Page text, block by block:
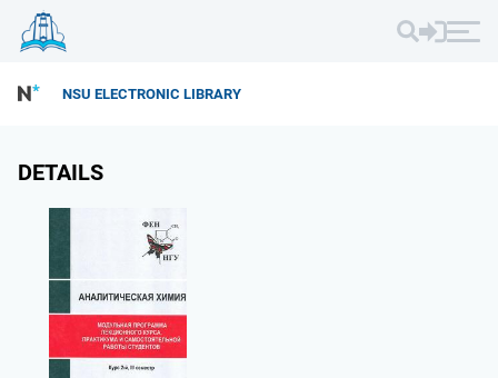
NSU ELECTRONIC LIBRARY
DETAILS